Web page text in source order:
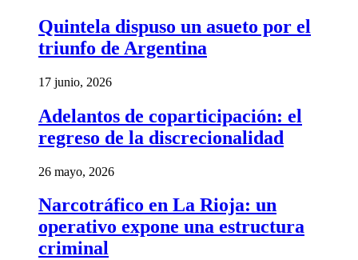
Quintela dispuso un asueto por el
triunfo de Argentina
17 junio, 2026
Adelantos de coparticipación: el
regreso de la discrecionalidad
26 mayo, 2026
Narcotráfico en La Rioja: un
operativo expone una estructura
criminal